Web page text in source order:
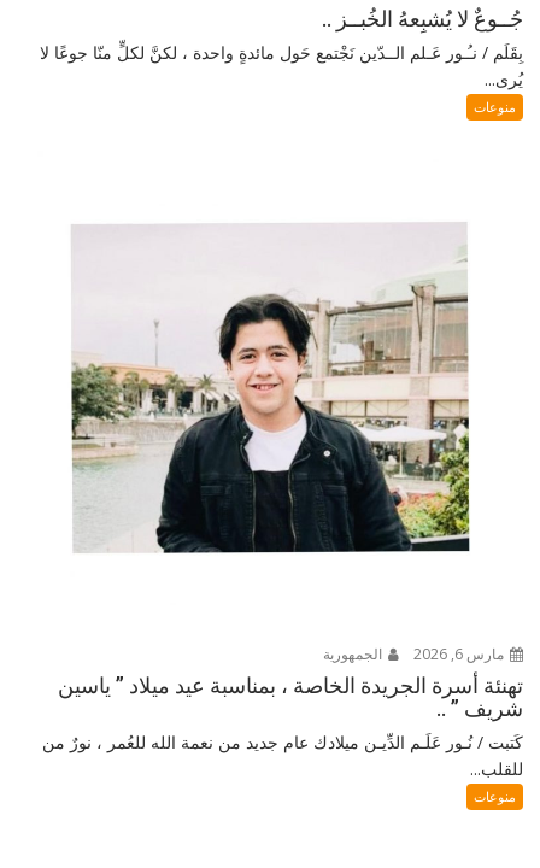
جُــوعٌ لا يُشبِعهُ الخُبــز ..
بِقَلَم / نـُـور عَـلم الــدّين نَجْتمع حَول مائدةٍ واحدة ، لكنَّ لكلٍّ منّا جوعًا لا
يُرى...
منوعات
مارس 6, 2026 الجمهورية
تهنئة أسرة الجريدة الخاصة ، بمناسبة عيد ميلاد ” ياسين
شريف ” ..
كَتبت / نُـور عَلَـم الدِّيـن ميلادك عام جديد من نعمة الله للعُمر ، نورٌ من
للقلب...
منوعات